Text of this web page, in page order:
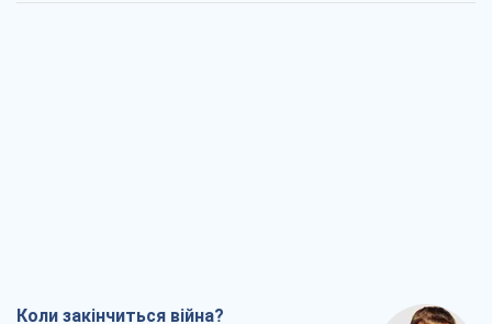
Коли закінчиться війна?